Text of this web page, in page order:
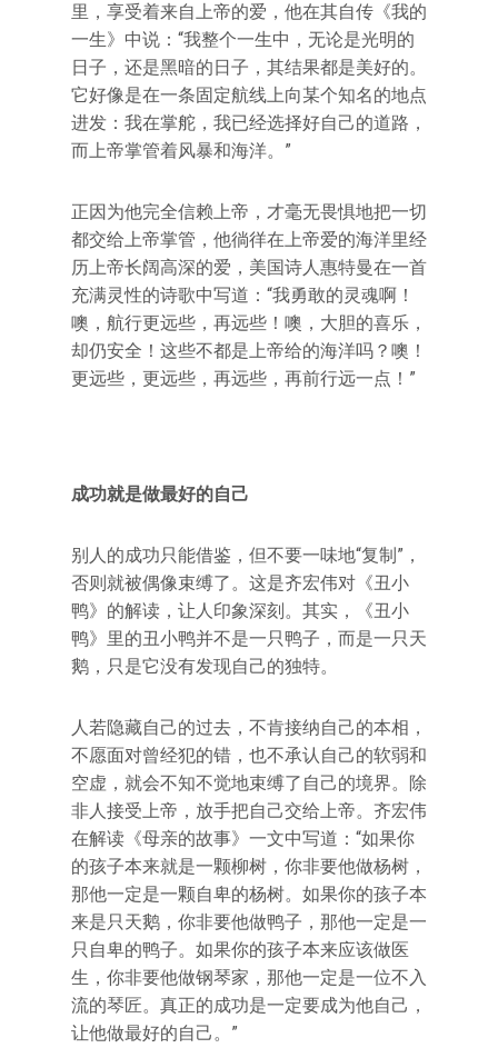
里，享受着来自上帝的爱，他在其自传《我的
一生》中说：“我整个一生中，无论是光明的
日子，还是黑暗的日子，其结果都是美好的。
它好像是在一条固定航线上向某个知名的地点
进发：我在掌舵，我已经选择好自己的道路，
而上帝掌管着风暴和海洋。”
正因为他完全信赖上帝，才毫无畏惧地把一切
都交给上帝掌管，他徜徉在上帝爱的海洋里经
历上帝长阔高深的爱，美国诗人惠特曼在一首
充满灵性的诗歌中写道：“我勇敢的灵魂啊！
噢，航行更远些，再远些！噢，大胆的喜乐，
却仍安全！这些不都是上帝给的海洋吗？噢！
更远些，更远些，再远些，再前行远一点！”
成功就是做最好的自己
别人的成功只能借鉴，但不要一味地“复制”，
否则就被偶像束缚了。这是齐宏伟对《丑小
鸭》的解读，让人印象深刻。其实，《丑小
鸭》里的丑小鸭并不是一只鸭子，而是一只天
鹅，只是它没有发现自己的独特。
人若隐藏自己的过去，不肯接纳自己的本相，
不愿面对曾经犯的错，也不承认自己的软弱和
空虚，就会不知不觉地束缚了自己的境界。除
非人接受上帝，放手把自己交给上帝。齐宏伟
在解读《母亲的故事》一文中写道：“如果你
的孩子本来就是一颗柳树，你非要他做杨树，
那他一定是一颗自卑的杨树。如果你的孩子本
来是只天鹅，你非要他做鸭子，那他一定是一
只自卑的鸭子。如果你的孩子本来应该做医
生，你非要他做钢琴家，那他一定是一位不入
流的琴匠。真正的成功是一定要成为他自己，
让他做最好的自己。”